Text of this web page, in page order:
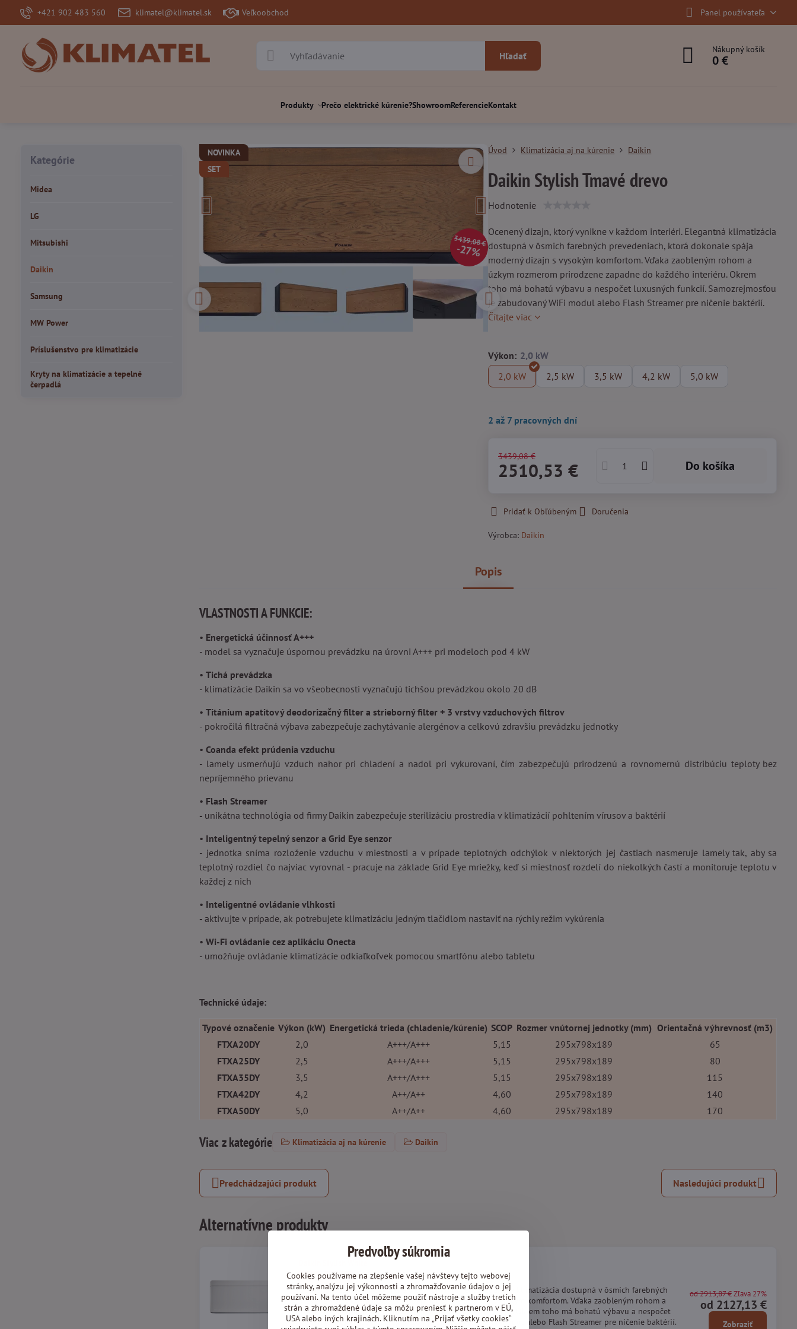
+421 902 483 560 klimatel@klimatel.sk Veľkoobchod Panel používateľa
Hľadať
Nákupný košík
0 €
Produkty Prečo elektrické kúrenie?ShowroomReferencieKontakt
NOVINKA
SET
3439,08 €
27%
Úvod Klimatizácia aj na kúrenie Daikin
Daikin Stylish Tmavé drevo
Hodnotenie
Ocenený dizajn, ktorý vynikne v každom interiéri. Elegantná klimatizácia
dostupná v ôsmich farebných prevedeniach, ktorá dokonale spája
moderný dizajn s vysokým komfortom. Vďaka zaobleným rohom a
úzkym rozmerom prirodzene zapadne do každého interiéru. Okrem
toho má bohatú výbavu a nespočet luxusných funkcií. Samozrejmosťou
je zabudovaný WiFi modul alebo Flash Streamer pre ničenie baktérií.
Čítajte viac
Výkon:
2,0 kW
2,5 kW 3,5 kW 4,2 kW 5,0 kW
2 až 7 pracovných dní
3439,08 €
2510,53 € Do košíka
Pridať k Obľúbeným Doručenia
Výrobca: Daikin
Popis
VLASTNOSTI A FUNKCIE:
• Energetická účinnosť A+++
- model sa vyznačuje úspornou prevádzku na úrovni A+++ pri modeloch pod 4 kW
•Tichá prevádzka
- klimatizácie Daikin sa vo všeobecnosti vyznačujú tichšou prevádzkou okolo 20 dB
•Titánium apatitový deodorizačný filter a strieborný filter + 3 vrstvy vzduchových filtrov
- pokročilá filtračná výbava zabezpečuje zachytávanie alergénov a celkovú zdravšiu prevádzku jednotky
•Coanda efekt prúdenia vzduchu
- lamely usmerňujú vzduch nahor pri chladení a nadol pri vykurovaní, čím zabezpečujú prirodzenú a rovnomernú distribúciu teploty bez
nepríjemného prievanu
• Flash Streamer
- unikátna technológia od firmy Daikin zabezpečuje sterilizáciu prostredia v klimatizácií pohltením vírusov a baktérií
• Inteligentný tepelný senzor a Grid Eye senzor
- jednotka sníma rozloženie vzduchu v miestnosti a v prípade teplotných odchýlok v niektorých jej častiach nasmeruje lamely tak, aby sa
teplotný rozdiel čo najviac vyrovnal - pracuje na základe Grid Eye mriežky, keď si miestnosť rozdelí do niekolkých častí a monitoruje teplotu v
každej z nich
• Inteligentné ovládanie vlhkosti
-aktivujte v prípade, ak potrebujete klimatizáciu jedným tlačidlom nastaviť na rýchly režim vykúrenia
•Wi-Fi ovládanie cez aplikáciu Onecta
- umožňuje ovládanie klimatizácie odkiaľkoľvek pomocou smartfónu alebo tabletu
Technické údaje:
Typové označenie Výkon (kW) Energetická trieda (chladenie/kúrenie) SCOP Rozmer vnútornej jednotky (mm) Orientačná výhrevnosť (m3)
FTXA20DY
2,0 A+++/A+++ 5,15 295x798x189
65
FTXA25DY
2,5 A+++/A+++ 5,15 295x798x189
80
FTXA35DY
3,5 A+++/A+++ 5,15 295x798x189
115
FTXA42DY
4,2 A++/A++ 4,60 295x798x189
140
FTXA50DY
5,0 A++/A++ 4,60 295x798x189 170
Viac z kategórie Klimatizácia aj na kúrenie Daikin
Predchádzajúci produkt Nasledujúci produkt
Alternatívne produkty
SET -27%
Ocenený dizajn, ktorý vynikne v každom interiéri. Elegantná klimatizácia dostupná v ôsmich farebných
prevedeniach, ktorá dokonale spája moderný dizajn s vysokým komfortom. Vďaka zaobleným rohom a
úzkym rozmerom prirodzene zapadne do každého interiéru. Okrem toho má bohatú výbavu a nespočet
luxusných funkcií. Samozrejmosťou je zabudovaný WiFi modul alebo Flash Streamer pre ničenie baktérií.
od 2127,13 €
od 2913,87 €Zľava 27%
Zobraziť
Kategórie
Midea
LG
Mitsubishi
Daikin
Samsung
MW Power
Príslušenstvo pre klimatizácie
Kryty na klimatizácie a tepelné
čerpadlá
Predvoľby súkromia
Cookies používame na zlepšenie vašej návštevy tejto webovej
stránky, analýzu jej výkonnosti a zhromažďovanie údajov o jej
používaní. Na tento účel môžeme použiť nástroje a služby tretích
strán a zhromaždené údaje sa môžu preniesť k partnerom v EÚ,
USA alebo iných krajinách. Kliknutím na „Prijať všetky cookies“